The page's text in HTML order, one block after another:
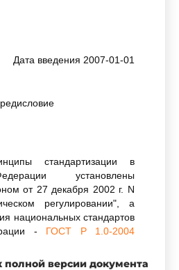
Дата введения 2007-01-01
стандартизации в
установлены
от 27 декабря 2002 г. N
регулировании", а
национальных стандартов
- ГОСТ Р 1.0-2004
полной версии документа